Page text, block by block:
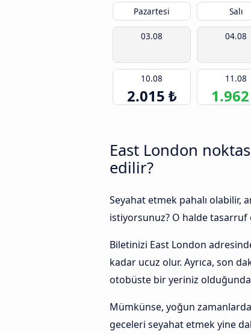
Pazartesi Salı
03.08 04.08
10.08
2.015 ₺
11.08
East London
edilir?
Seyahat etmek pahalı olabilir,
istiyorsunuz? O halde tasarruf
Biletinizi East London
kadar ucuz olur. Ayrıca, son
otobüste bir yeriniz
Mümkünse, yoğun
geceleri seyahat etmek yine